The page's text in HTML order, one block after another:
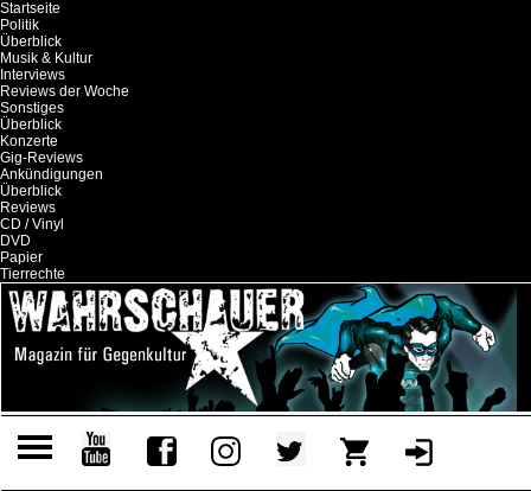
Startseite
Politik
Überblick
Musik & Kultur
Interviews
Reviews der Woche
Sonstiges
Überblick
Konzerte
Gig-Reviews
Ankündigungen
Überblick
Reviews
CD / Vinyl
DVD
Papier
Tierrechte